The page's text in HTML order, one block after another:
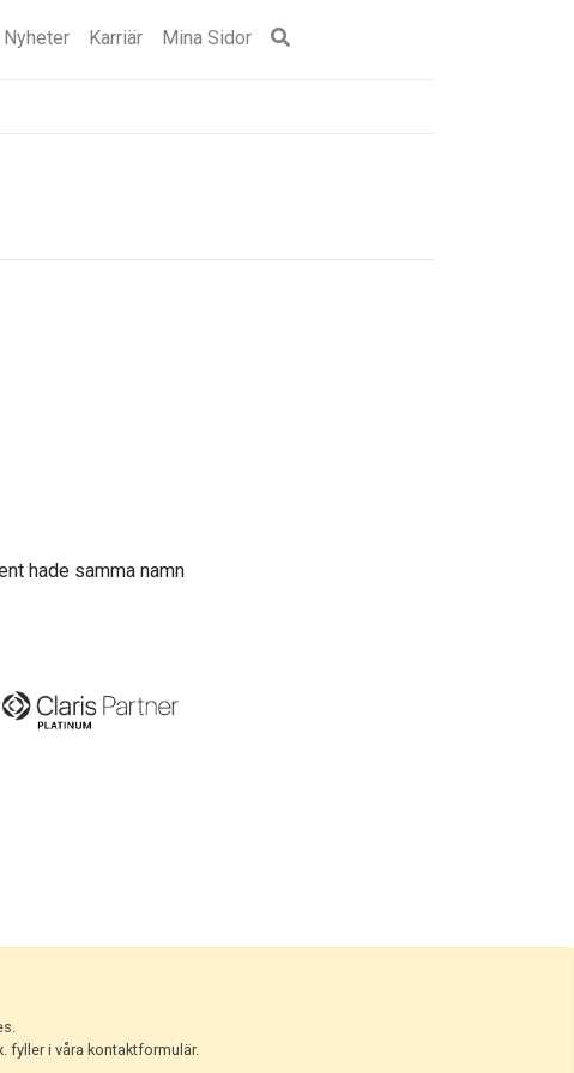
Nyheter Karriär Mina Sidor
hade samma namn
fyller i våra kontaktformulär.